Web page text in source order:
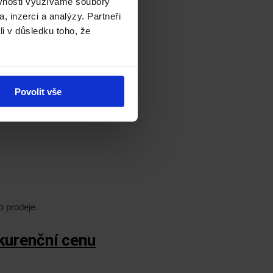
inzerci a analýzy. Partneři
v důsledku toho, že
Povolit vše
prodeje.
cenu